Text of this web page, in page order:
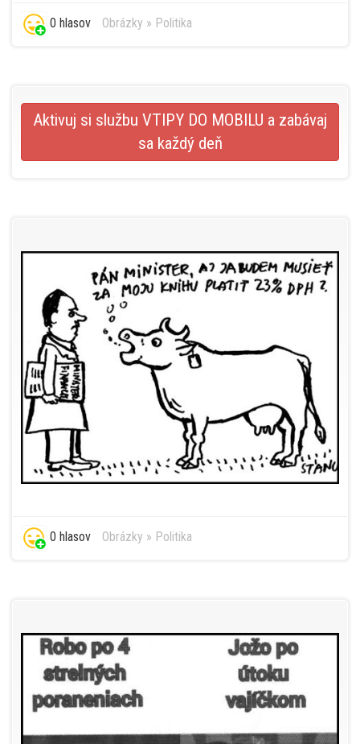
0 hlasov Obrázky » Politika
Aktivuj si službu VTIPY DO MOBILU a zabávaj
sa každý deň
0 hlasov Obrázky » Politika